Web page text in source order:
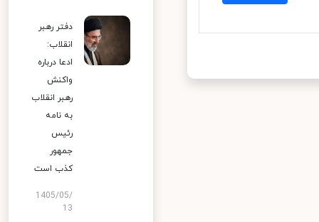
دفتر رهبر
انقلاب:
ادعا درباره
واکنش
رهبر انقلاب
به نامه
رئیس
جمهور
کذب است
1405/05/
13